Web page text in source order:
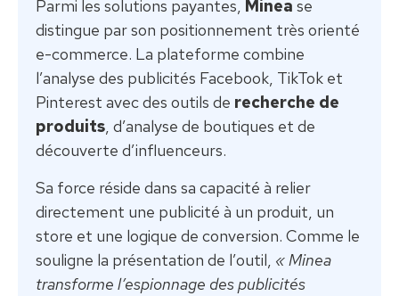
Parmi les solutions payantes, Minea se
distingue par son positionnement très orienté
e-commerce. La plateforme combine
l’analyse des publicités Facebook, TikTok et
Pinterest avec des outils de recherche de
produits, d’analyse de boutiques et de
découverte d’influenceurs.
Sa force réside dans sa capacité à relier
directement une publicité à un produit, un
store et une logique de conversion. Comme le
souligne la présentation de l’outil, « Minea
transforme l’espionnage des publicités